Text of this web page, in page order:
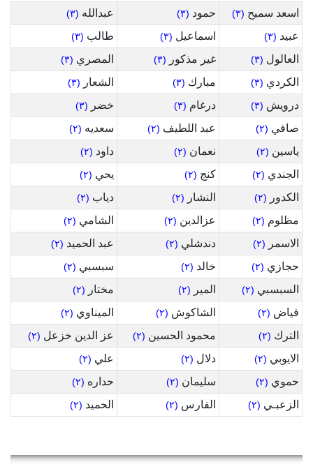
اسعد سميح (٣) حمود (٣) عبدالله (٣)
عبيد (٣) اسماعيل (٣) طالب (٣)
العالول (٣) غير مذكور (٣) المصري (٣)
الكردي (٣) مبارك (٣) الشعار (٣)
درويش (٣) درغام (٣) خضر (٣)
صافي (٢) عبد اللطيف (٢) سعديه (٢)
ياسين (٢) نعمان (٢) داود (٢)
الجندي (٢) كنج (٢) يحي (٢)
الكدور (٢) النشار (٢) دياب (٢)
مظلوم (٢) عزالدين (٢) الشامي (٢)
الاسمر (٢) دندشلي (٢) عبد الحميد (٢)
حجازي (٢) خالد (٢) سبسبي (٢)
السبسبي (٢) المير (٢) مختار (٢)
فياض (٢) الشاكوش (٢) الميناوي (٢)
الترك (٢) محمود الحسين (٢) عز الدين خزعل (٢)
الايوبي (٢) دلال (٢) علي (٢)
حموي (٢) سليمان (٢) حداره (٢)
الزعبـي (٢) الفارس (٢) الحميد (٢)